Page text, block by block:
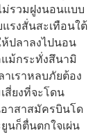
รวมฝูงนอนแบบ
รงสั่นสะเทือนใต้
ปลาลงไปนอน
ม้กระทั่งสึนามิ
เราหลบภัยต้อง
สี่ยงที่จะโดน
าสาสมัครบินโด
นก็ตื่นตกใจเผ่น